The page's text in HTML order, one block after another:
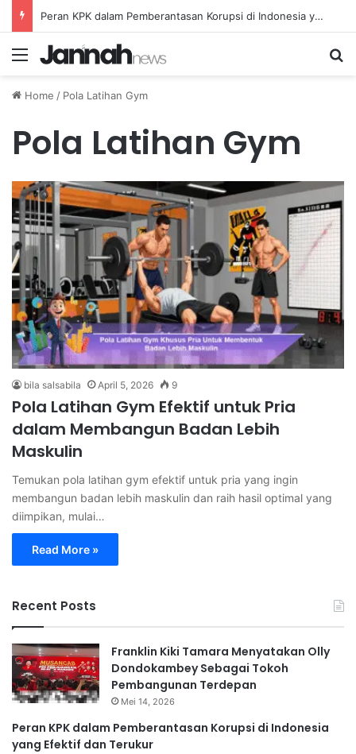
Peran KPK dalam Pemberantasan Korupsi di Indonesia yang Efektif dan Terukur
Menu
Home / Pola Latihan Gym
Pola Latihan Gym
bila salsabila April 5, 2026 9
Pola Latihan Gym Efektif untuk Pria
dalam Membangun Badan Lebih
Maskulin
Temukan pola latihan gym efektif untuk pria yang ingin
membangun badan lebih maskulin dan raih hasil optimal yang
diimpikan, mulai…
Read More »
Recent Posts
Franklin Kiki Tamara Menyatakan Olly
Dondokambey Sebagai Tokoh
Pembangunan Terdepan
Mei 14, 2026
Peran KPK dalam Pemberantasan Korupsi di Indonesia
yang Efektif dan Terukur